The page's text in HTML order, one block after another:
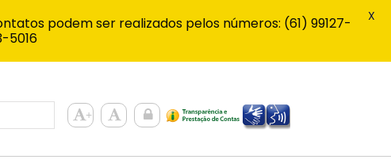
podem ser realizados pelos números: (61) 99127-
5016
X